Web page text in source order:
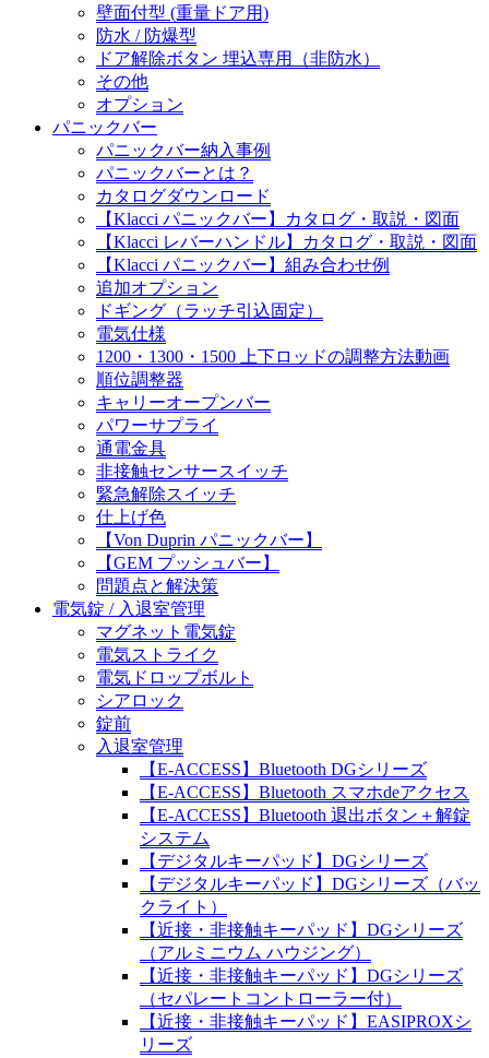
壁面付型 (重量ドア用)
防水 / 防爆型
ドア解除ボタン 埋込専用（非防水）
その他
オプション
パニックバー
パニックバー納入事例
パニックバーとは？
カタログダウンロード
【Klacci パニックバー】カタログ・取説・図面
【Klacci レバーハンドル】カタログ・取説・図面
【Klacci パニックバー】組み合わせ例
追加オプション
ドギング（ラッチ引込固定）
電気仕様
1200・1300・1500 上下ロッドの調整方法動画
順位調整器
キャリーオープンバー
パワーサプライ
通電金具
非接触センサースイッチ
緊急解除スイッチ
仕上げ色
【Von Duprin パニックバー】
【GEM プッシュバー】
問題点と解決策
電気錠 / 入退室管理
マグネット電気錠
電気ストライク
電気ドロップボルト
シアロック
錠前
入退室管理
【E-ACCESS】Bluetooth DGシリーズ
【E-ACCESS】Bluetooth スマホdeアクセス
【E-ACCESS】Bluetooth 退出ボタン＋解錠
システム
【デジタルキーパッド】DGシリーズ
【デジタルキーパッド】DGシリーズ（バッ
クライト）
【近接・非接触キーパッド】DGシリーズ
（アルミニウム ハウジング）
【近接・非接触キーパッド】DGシリーズ
（セパレートコントローラー付）
【近接・非接触キーパッド】EASIPROXシ
リーズ